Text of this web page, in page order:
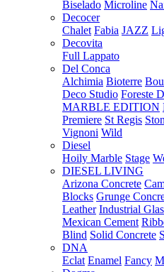
Biselado Microline
Decocer
Chalet Fabia JAZZ
Decovita
Full Lappato
Del Conca
Alchimia Bioterre
Deco Studio Foreste
MARBLE EDITION
Premiere St Regis
Vignoni Wild
Diesel
Hoily Marble Stage
DIESEL LIVING
Arizona Concrete
Blocks Grunge
Leather Industrial
Mexican Cement
Blind Solid Concrete
DNA
Eclat Enamel Fancy